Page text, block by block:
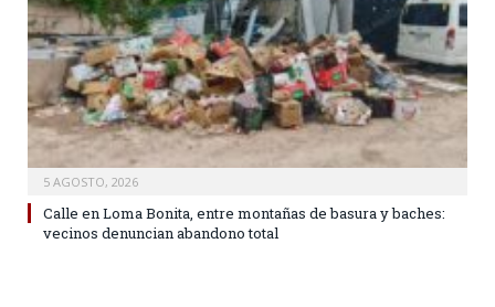
5 AGOSTO, 2026
Calle en Loma Bonita, entre montañas de basura y baches:
vecinos denuncian abandono total